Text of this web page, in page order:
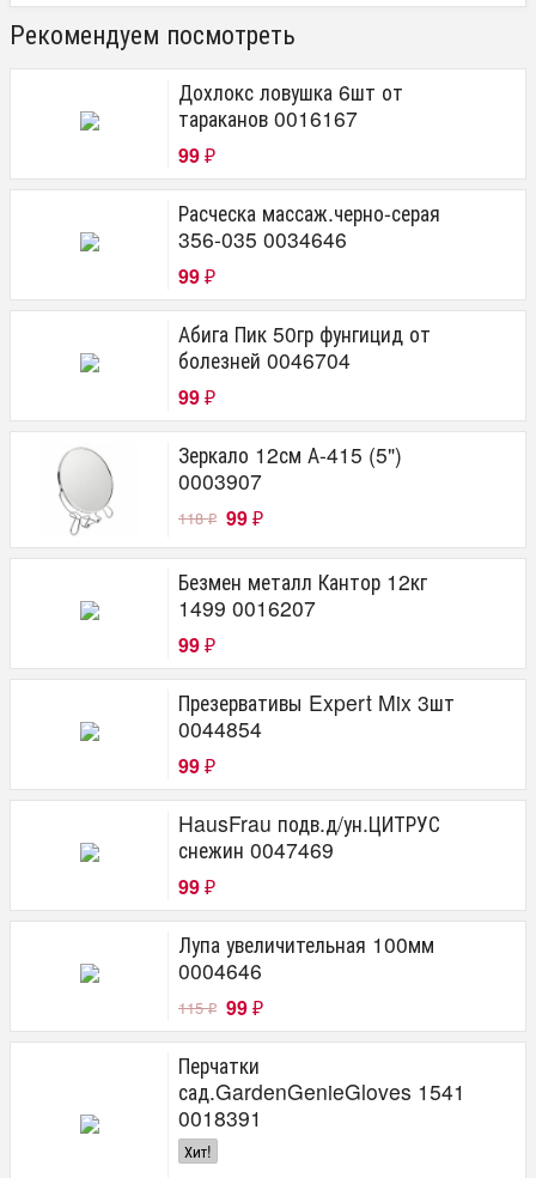
Рекомендуем посмотреть
Дохлокс ловушка 6шт от
тараканов 0016167
99 ₽
Расческа массаж.черно-серая
356-035 0034646
99 ₽
Абига Пик 50гр фунгицид от
болезней 0046704
99 ₽
Зеркало 12см А-415 (5")
0003907
118₽ 99 ₽
Безмен металл Кантор 12кг
1499 0016207
99 ₽
Презервативы Expert Mix 3шт
0044854
99 ₽
HausFrau подв.д/ун.ЦИТРУС
снежин 0047469
99 ₽
Лупа увеличительная 100мм
0004646
115₽ 99 ₽
Перчатки
сад.GardenGenieGloves 1541
0018391
Хит!